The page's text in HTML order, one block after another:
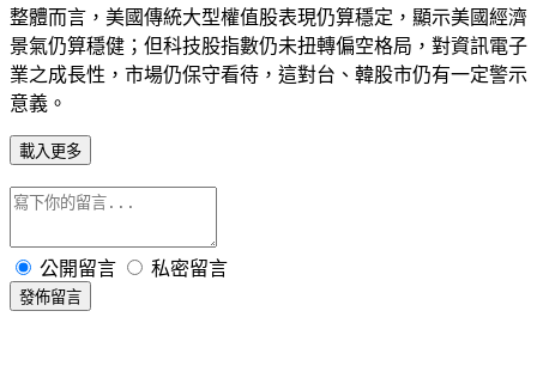
整體而言，美國傳統大型權值股表現仍算穩定，顯示美國經濟
景氣仍算穩健；但科技股指數仍未扭轉偏空格局，對資訊電子
業之成長性，市場仍保守看待，這對台、韓股市仍有一定警示
意義。
載入更多
公開留言 私密留言
發佈留言